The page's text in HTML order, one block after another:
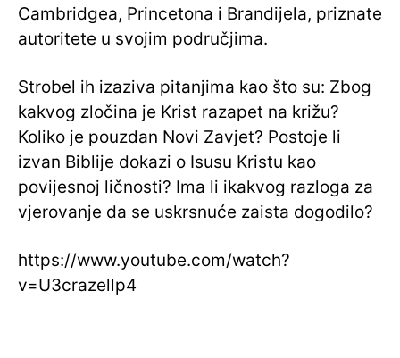
Cambridgea, Princetona i Brandijela, priznate
autoritete u svojim područjima.
Strobel ih izaziva pitanjima kao što su: Zbog
kakvog zločina je Krist razapet na križu?
Koliko je pouzdan Novi Zavjet? Postoje li
izvan Biblije dokazi o Isusu Kristu kao
povijesnoj ličnosti? Ima li ikakvog razloga za
vjerovanje da se uskrsnuće zaista dogodilo?
https://www.youtube.com/watch?
v=U3crazellp4